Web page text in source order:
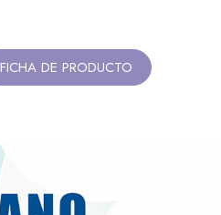
FICHA DE PRODUCTO